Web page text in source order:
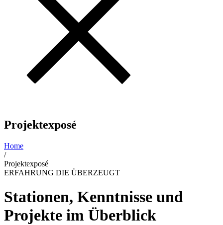
Projektexposé
Home
/
Projektexposé
ERFAHRUNG DIE ÜBERZEUGT
Stationen, Kenntnisse und
Projekte im Überblick